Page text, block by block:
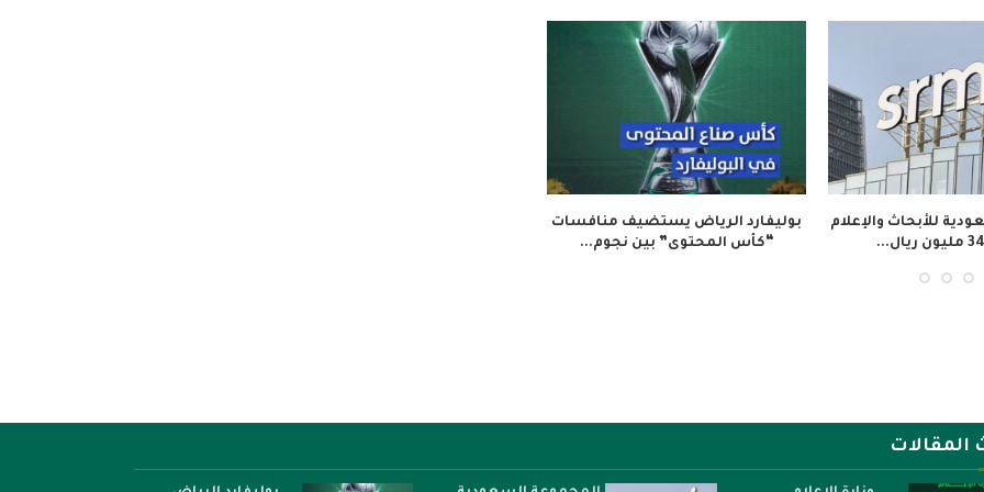
«تلفزيون المخرج»
المجتمع الإيفواري...
ملتقى “عرش الحرف” يستعرض فن
صناعة الكسوة الشريفة...
المقالات